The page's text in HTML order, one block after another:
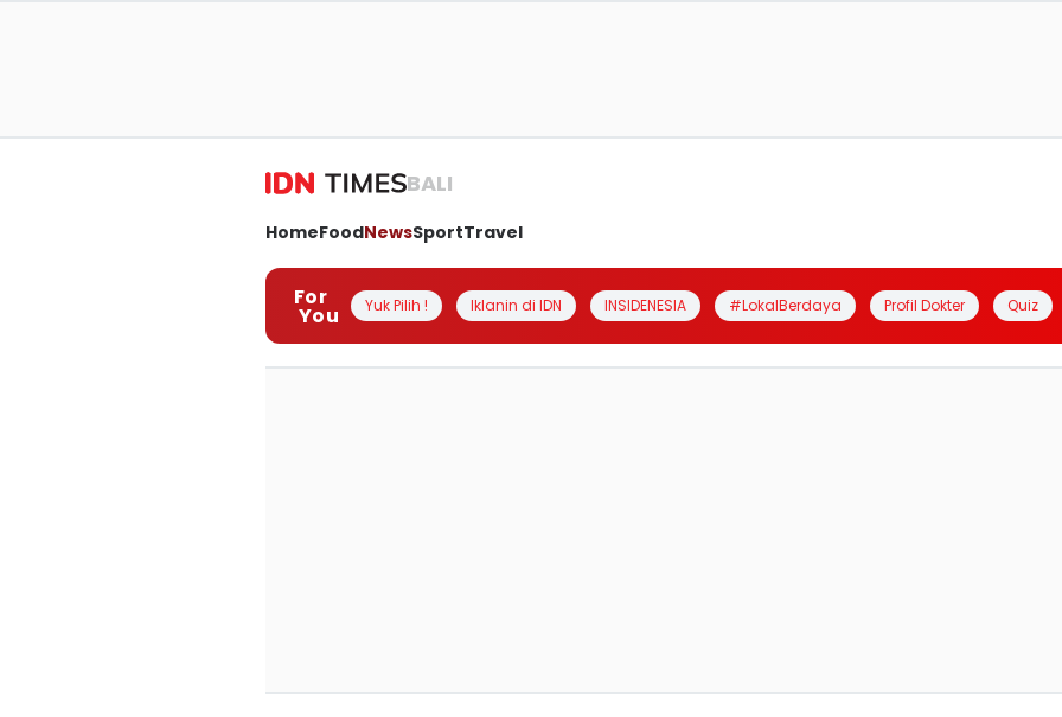
BALI
HomeFoodNewsSportTravel
For
You Yuk Pilih ! Iklanin di IDN INSIDENESIA #LokalBerdaya Profil Dokter Quiz